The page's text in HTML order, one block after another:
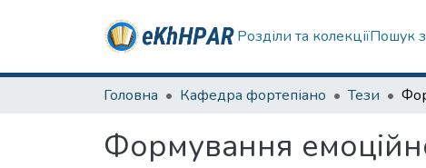
Розділи та колекціїПошук
Головна Кафедра фортепіано Тези
Формування